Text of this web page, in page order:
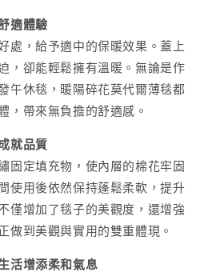
適體驗
處，給予適中的保暖效果。蓋上
，卻能輕鬆擁有溫暖。無論是作
午休毯，暖陽碎花莫代爾薄毯都
，帶來無負擔的舒適感。
就品質
固定填充物，使內層的棉花牢固
使用後依然保持蓬鬆柔軟，提升
僅增加了毯子的美觀度，還增強
做到美觀與實用的雙重體現。
活增添柔和氣息